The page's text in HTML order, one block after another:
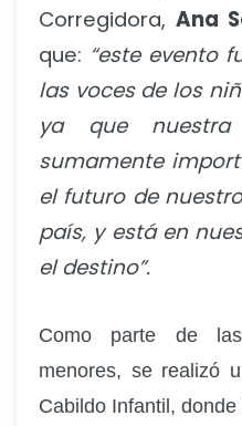
Corregidora, Ana
que: “este evento
las voces de los
ya que
sumamente
el futuro de
país, y está en
el destino”.
Como parte de
menores, se realizó
Cabildo Infantil,